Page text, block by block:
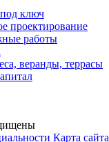
ключ
проектирование
работы
веранды, террасы
Карта сайта